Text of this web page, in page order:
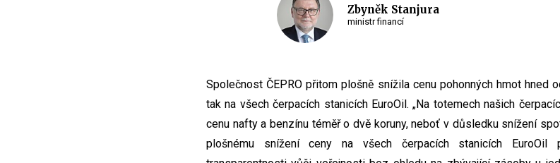
Zbyněk Stanjura
ministr financí
Společnost ČEPRO přitom plošně snížila cenu pohonných hmot hned
tak na všech čerpacích stanicích EuroOil. „Na totemech našich
cenu nafty a benzínu téměř o dvě koruny, neboť v důsledku snížení
plošnému snížení ceny na všech čerpacích stanicích EuroOil